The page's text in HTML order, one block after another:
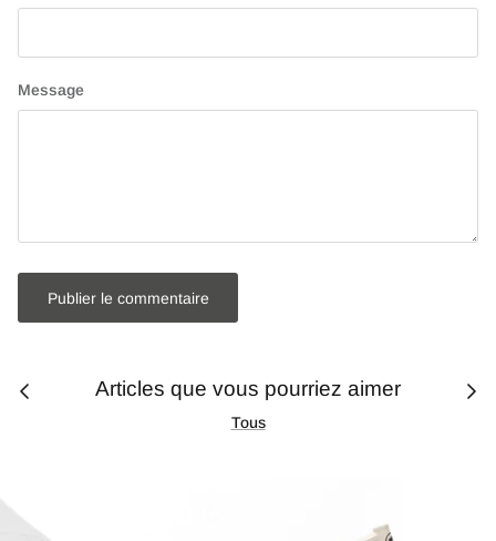
Message
Publier le commentaire
Articles que vous pourriez aimer
Tous